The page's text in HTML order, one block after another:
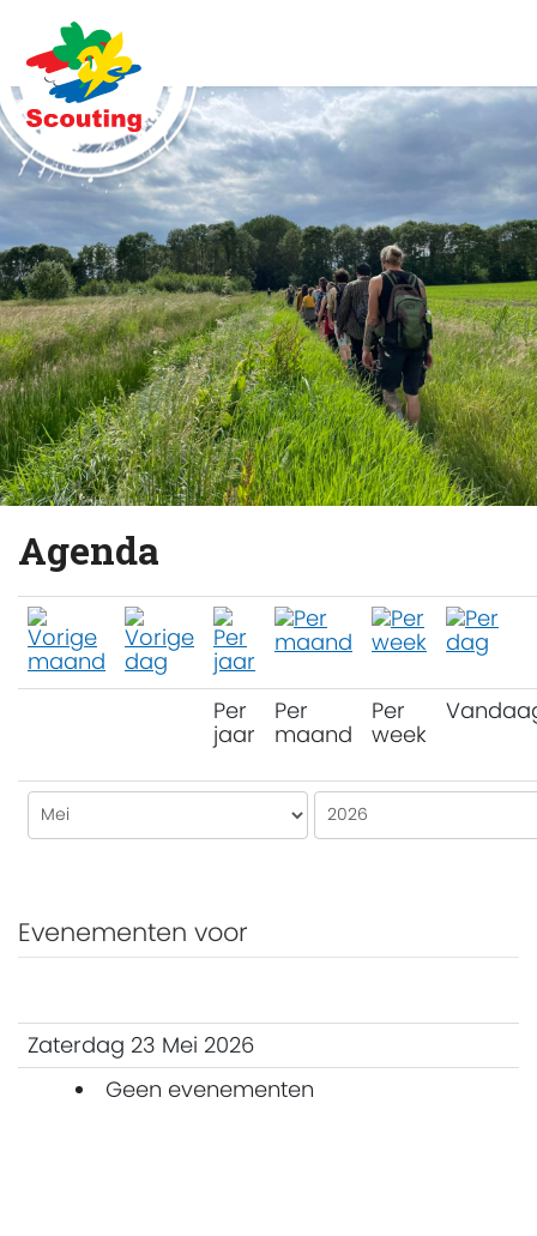
Agenda
Per
jaar
Per
maand
Per
week
Evenementen voor
Zaterdag 23 Mei 2026
Geen evenementen